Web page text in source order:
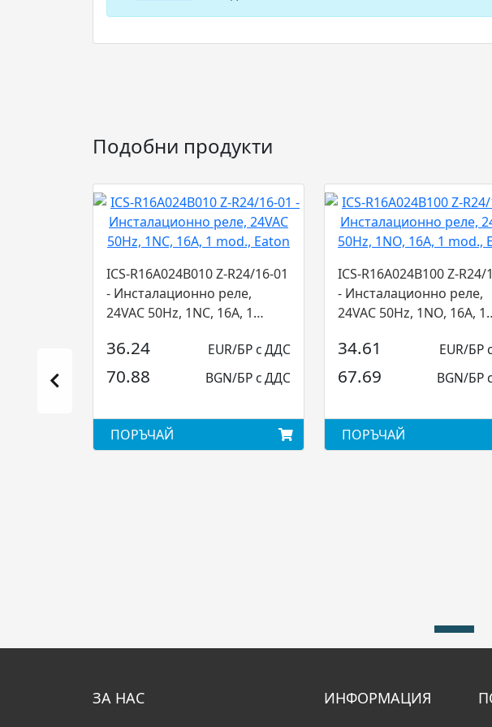
Подобни продукти
ICS-R16A024B010 Z-R24/16-01
- Инсталационно реле,
24VAC 50Hz, 1NC, 16A, 1
36.24 EUR/БР с ДДС
70.88 BGN/БР с ДДС
ПОРЪЧАЙ
ICS-R16A024B100 Z-R24/
- Инсталационно реле,
24VAC 50Hz, 1NO, 16A, 1
34.61 EUR/БР
67.69 BGN/БР
ПОРЪЧАЙ
ЗА НАС ИНФОРМАЦИЯ